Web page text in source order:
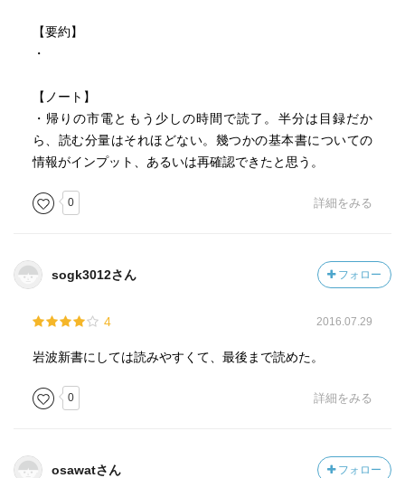
【要約】
・
【ノート】
・帰りの市電ともう少しの時間で読了。半分は目録だか
ら、読む分量はそれほどない。幾つかの基本書についての
情報がインプット、あるいは再確認できたと思う。
0 詳細をみる
sogk3012さん フォロー
4 2016.07.29
岩波新書にしては読みやすくて、最後まで読めた。
0 詳細をみる
osawatさん フォロー